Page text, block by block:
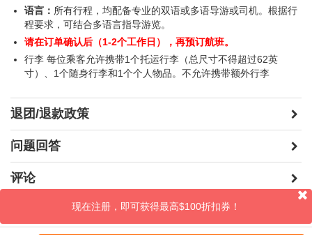
纽约
无畏号海空暨太空博物馆 (自费)
$36 $20 (3-11岁) $36 (65+)
世界贸易中心一号楼 (自费)
$53.35
语言： 所有行程，均配备专业的双语或多语导游或司机。根据行
程要求，可结合多语言指导游览。
请在订单确认后（1-2个工作日），再预订航班。
行李 每位乘客允许携带1个托运行李（总尺寸不得超过62英
寸）、1个随身行李和1个个人物品。不允许携带额外行李
退团/退款政策
问题回答
评论
现在注册，即可获得最高$100折扣券！